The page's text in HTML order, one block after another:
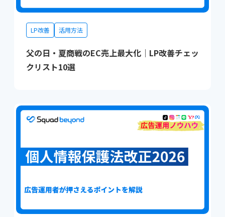
LP改善 活用方法
父の日・夏商戦のEC売上最大化｜LP改善チェッ
クリスト10選